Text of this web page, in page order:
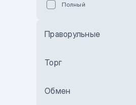
Бежевый
Полный
Праворульные
Торг
Обмен